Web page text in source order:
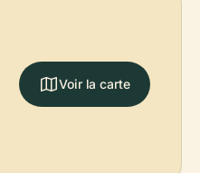
Voir la carte